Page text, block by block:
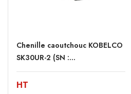
Chenille caoutchouc KOBELCO
SK30UR-2 (SN :...
HT